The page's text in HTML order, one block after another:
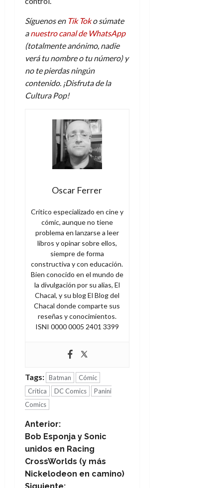
Síguenos en Tik Toko súmate
anuestro canal de WhatsApp
(totalmente anónimo, nadie
verá tu nombre o tu número) y
no te pierdas ningún
contenido. ¡Disfruta de la
Cultura Pop!
Oscar Ferrer
Crítico especializado en cine y
cómic, aunque no tiene
problema en lanzarse a leer
libros y opinar sobre ellos,
siempre de forma
constructiva y con educación.
Bien conocido en el mundo de
la divulgación por su alias, El
Chacal, y su blog El Blog del
Chacal donde comparte sus
reseñas y conocimientos.
ISNI 0000 0005 2401 3399
Tags: Batman
Cómic
Crítica
DC Comics
Panini
Comics
N
a
v
Anterior:
Bob Esponja y Sonic
unidos en Racing
CrossWorlds (y más
Nickelodeon en camino)